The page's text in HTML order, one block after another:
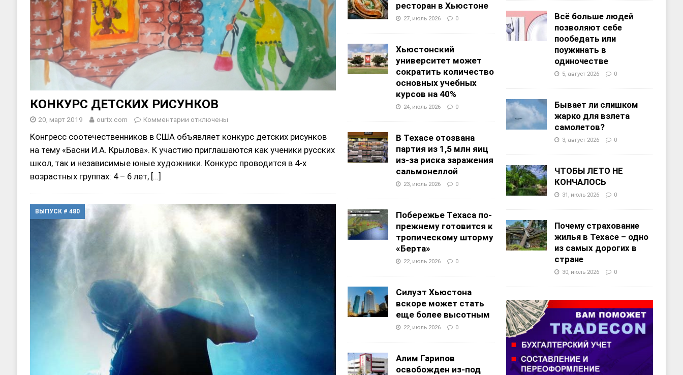
КОНКУРС ДЕТСКИХ РИСУНКОВ
20, март 2019 ourtx.com Комментарии отключены
Конгресс соотечественников в США объявляет конкурс детских рисунков
на тему «Басни И.А. Крылова». К участию приглашаются как ученики русских
школ, так и незавиcимые юные художники. Конкурс проводится в 4-х
возрастных группах: 4 – 6 лет, […]
ВЫПУСК # 480
ресторан в Хьюстоне
27, июль 2026 0
Хьюстонский
университет может
сократить количество
основных учебных
курсов на 40%
24, июль 2026 0
В Техасе отозвана
партия из 1,5 млн яиц
из-за риска заражения
сальмонеллой
23, июль 2026 0
Побережье Техаса по-
прежнему готовится к
тропическому шторму
«Берта»
22, июль 2026 0
Силуэт Хьюстона
вскоре может стать
еще более высотным
22, июль 2026 0
Алим Гарипов
освобожден из-под
Всё больше людей
позволяют себе
пообедать или
поужинать в
одиночестве
5, август 2026 0
Бывает ли слишком
жарко для взлета
самолетов?
3, август 2026 0
ЧТОБЫ ЛЕТО НЕ
КОНЧАЛОСЬ
31, июль 2026 0
Почему страхование
жилья в Техасе – одно
из самых дорогих в
стране
30, июль 2026 0